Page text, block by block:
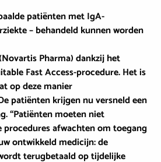
patiënten met IgA-
– behandeld kunnen worden
Pharma) dankzij het
Fast Access-procedure. Het is
op deze manier
patiënten krijgen nu versneld een
“Patiënten moeten niet
procedures afwachten om toegang
ontwikkeld medicijn: de
terugbetaald op tijdelijke